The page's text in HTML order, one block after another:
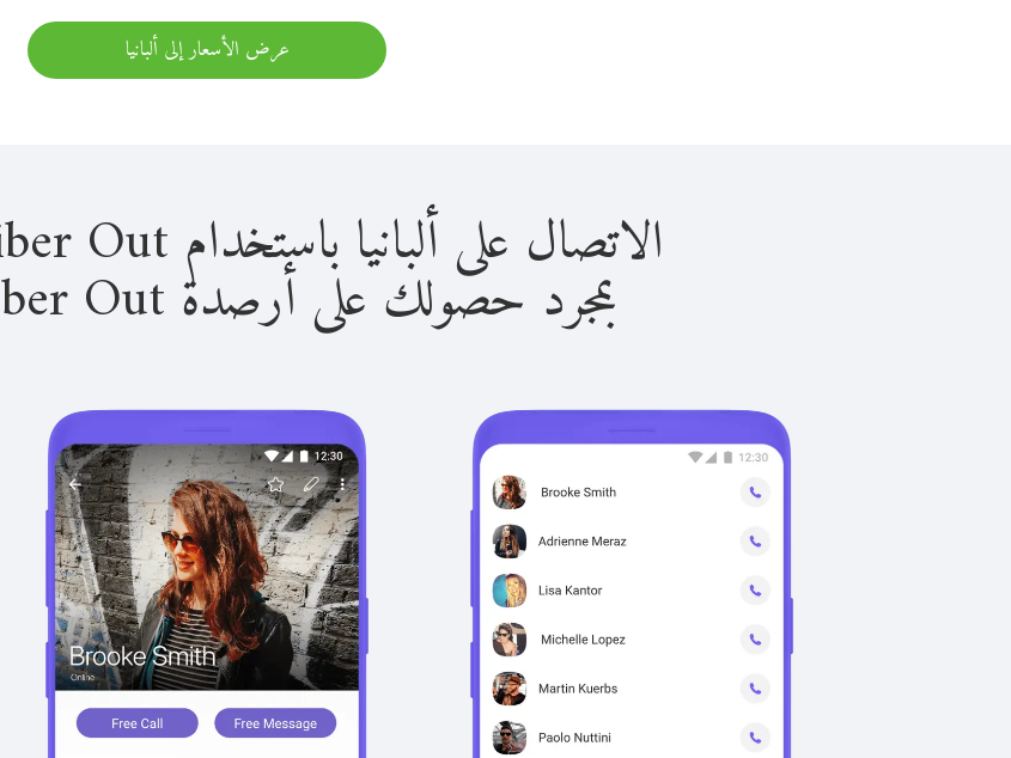
عرض الأسعار إلى ألبانيا
الاتصال على ألبانيا باستخدام Viber Out سهل للغاية.
بمجرد حصولك على أرصدة Viber Out، يمكنك: